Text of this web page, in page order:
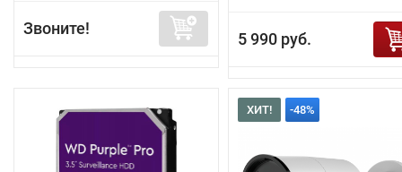
Звоните!
5 990 руб.
ХИТ! -48%